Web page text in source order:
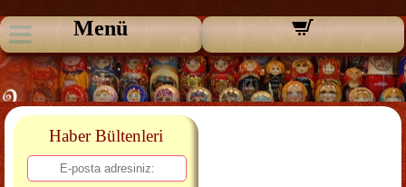
Menü
Haber Bültenleri